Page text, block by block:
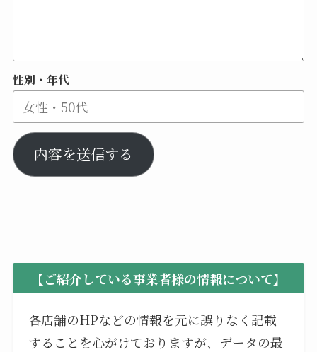
性別・年代
内容を送信する
【ご紹介している事業者様の情報について】
各店舗のHPなどの情報を元に誤りなく記載
することを心がけておりますが、データの最